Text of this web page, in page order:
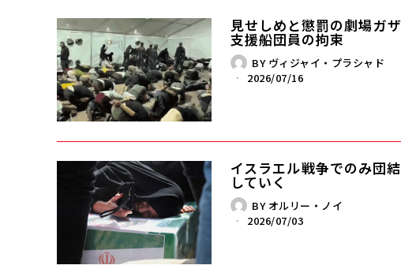
見せしめと懲罰の劇場――ガザ
支援船団員の拘束
BY ヴィジャイ・プラシャド
2026/07/16
イスラエル――戦争でのみ団結
していく
BY オルリー・ノイ
2026/07/03